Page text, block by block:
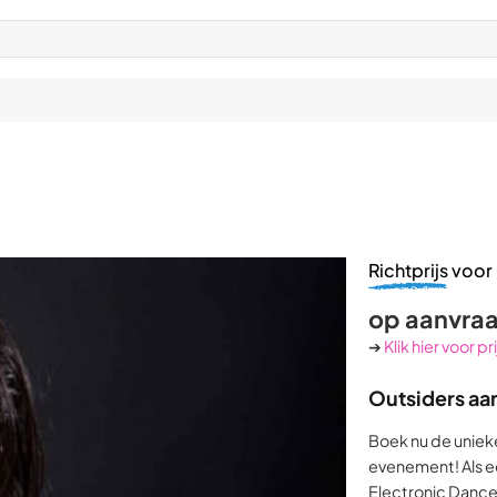
Richtprijsvoor
op
➔ Klik hier voor
Outsiders
Boek nu de
evenement! Als
Electronic